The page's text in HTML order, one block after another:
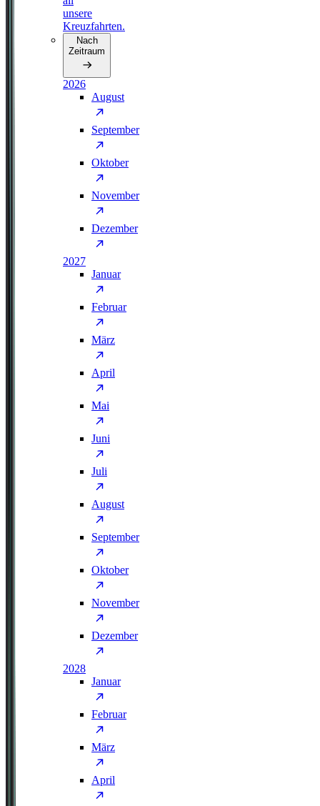
unsere
Kreuzfahrten.
Nach
Zeitraum
2026
August
September
Oktober
November
Dezember
2027
Januar
Februar
März
April
Mai
Juni
Juli
August
September
Oktober
November
Dezember
2028
Januar
Februar
März
April